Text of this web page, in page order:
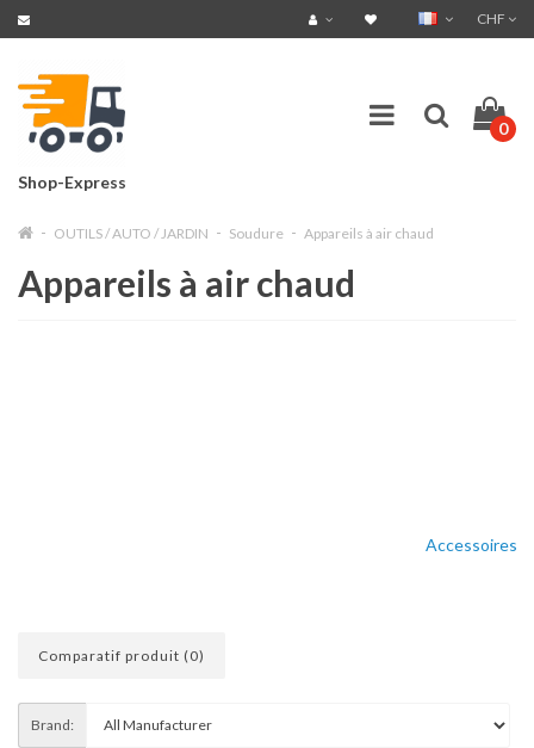
CHF
Shop-Express
0
OUTILS / AUTO / JARDIN Soudure Appareils à air chaud
Appareils à air chaud
Accessoires
Comparatif produit (0)
Brand: